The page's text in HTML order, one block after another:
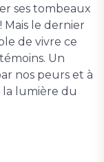
ses tombeaux
le dernier
de vivre ce
Un
nos peurs et à
la lumière du